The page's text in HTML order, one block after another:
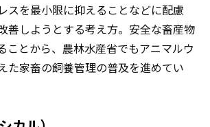
スを最小限に抑えることなどに配慮
善しようとする考え方。安全な畜産物
ことから、農林水産省でもアニマルウ
た家畜の飼養管理の普及を進めてい